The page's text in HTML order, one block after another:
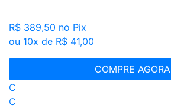
R$ 389,50 no Pix
ou 10x de R$ 41,00
COMPRE AGORA
C
C